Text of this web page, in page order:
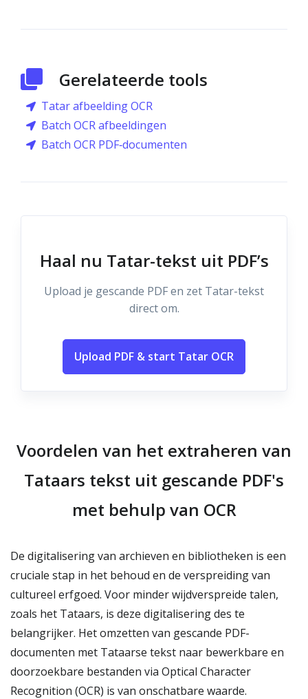
Gerelateerde tools
Tatar afbeelding OCR
Batch OCR afbeeldingen
Batch OCR PDF‑documenten
Haal nu Tatar-tekst uit PDF’s
Upload je gescande PDF en zet Tatar-tekst
direct om.
Upload PDF & start Tatar OCR
Voordelen van het extraheren van
Tataars tekst uit gescande PDF's
met behulp van OCR
De digitalisering van archieven en bibliotheken is een
cruciale stap in het behoud en de verspreiding van
cultureel erfgoed. Voor minder wijdverspreide talen,
zoals het Tataars, is deze digitalisering des te
belangrijker. Het omzetten van gescande PDF-
documenten met Tataarse tekst naar bewerkbare en
doorzoekbare bestanden via Optical Character
Recognition (OCR) is van onschatbare waarde.